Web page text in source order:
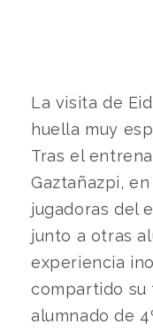
La visita de
huella muy
Tras el
Gaztañazpi,
jugadoras del
junto a otras
experiencia
compartido
alumnado de